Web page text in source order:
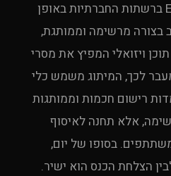
את ה-Event Engagement ברשתות החברתיות באופן
בצורה מרשימה וממותגת,
ויזואלי המפיץ את מסרי
לכך, המיתוג משמש כלי
רישום חכמות וממותגות
אלא תחנה לאיסוף
בסופו של יום,
הצלחת הכנס הוא ישיר.